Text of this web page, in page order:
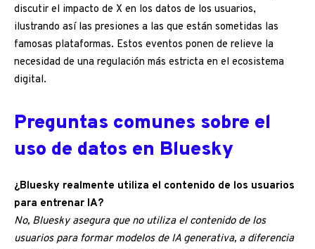
discutir el impacto de X en los datos de los usuarios,
ilustrando así las presiones a las que están sometidas las
famosas plataformas. Estos eventos ponen de relieve la
necesidad de una regulación más estricta en el ecosistema
digital.
Preguntas comunes sobre el
uso de datos en Bluesky
¿Bluesky realmente utiliza el contenido de los usuarios
para entrenar IA?
No, Bluesky asegura que no utiliza el contenido de los
usuarios para formar modelos de IA generativa, a diferencia